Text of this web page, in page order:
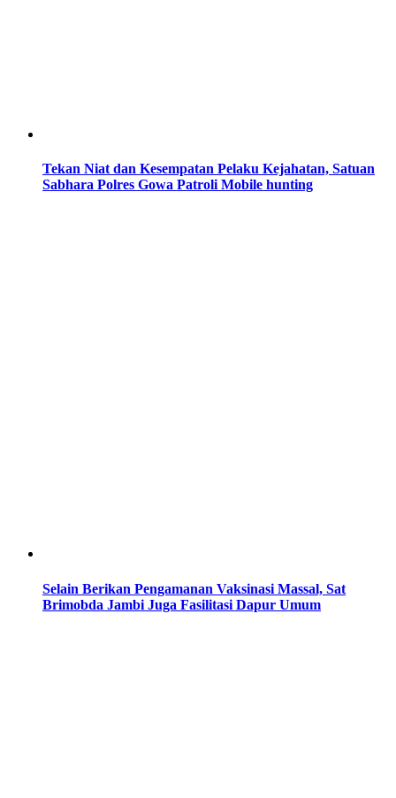
Tekan Niat dan Kesempatan Pelaku Kejahatan, Satuan
Sabhara Polres Gowa Patroli Mobile hunting
Selain Berikan Pengamanan Vaksinasi Massal, Sat
Brimobda Jambi Juga Fasilitasi Dapur Umum